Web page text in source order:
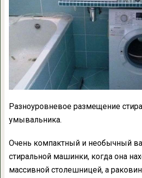
Разноуровневое размещение
умывальника.
Очень компактный и необычный
стиральной машинки, когда она
массивной столешницей, а